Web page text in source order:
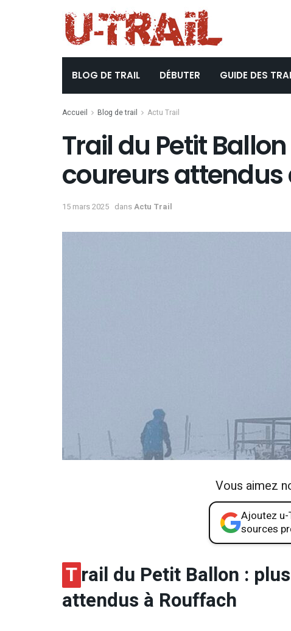
BLOG DE TRAIL DÉBUTER GUIDE DES
Accueil Blog de trail Actu Trail
Trail du Petit
coureurs
15 mars 2025 dansActu Trail
Vous aimez
Ajoutez u-
sources
Trail du Petit Ballon :
attendus à Rouffach